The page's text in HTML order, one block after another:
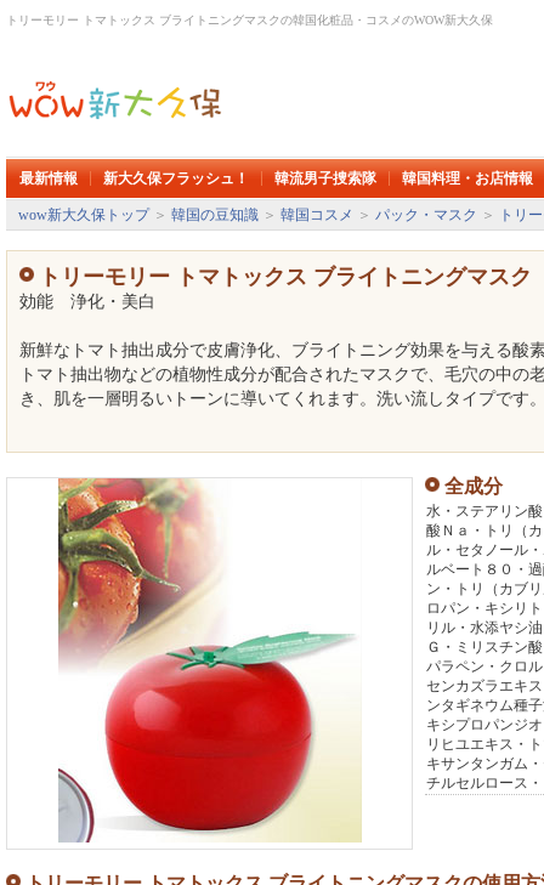
トリーモリー トマトックス ブライトニングマスクの韓国化粧品・コスメのWOW新大久保
最新情報 新大久保フラッシュ！ 韓流男子捜索隊 韓国料理・お店情報
wow新大久保トップ＞ 韓国の豆知識 ＞ 韓国コスメ ＞ パック・マスク ＞ トリ
トリーモリー トマトックス ブライトニングマスク
効能 浄化・美白
新鮮なトマト抽出成分で皮膚浄化、ブライトニング効果を与える酸
トマト抽出物などの植物性成分が配合されたマスクで、毛穴の中の
き、肌を一層明るいトーンに導いてくれます。洗い流しタイプです
全成分
水・ステアリン
酸Ｎａ・トリ（
ル・セタノール
ルベート８０・
ン・トリ（カブ
ロパン・キシリ
リル・水添ヤシ
Ｇ・ミリスチン
パラペン・クロ
センカズラエキ
ンタギネウム種
キシプロパンジ
リヒユエキス・
キサンタンガム
チルセルロース